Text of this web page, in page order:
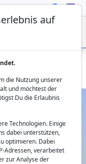
Kykladen-Charter
auf
die Nutzung unserer
und möchtest der
Du die Erlaubnis
Technologien. Einige
dabei unterstützen,
optimieren. Dabei
Adressen, verarbeitet
zur Analyse der